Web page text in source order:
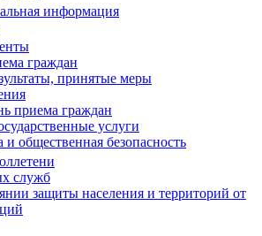
информация
граждан
принятые меры
приема граждан
услуги
и общественная безопасность
служб
защиты населения и территорий от